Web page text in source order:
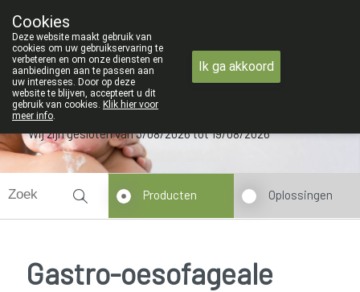
09 228 32 36
Wij zijn gesloten van 3/08/2026 tot 19/08/2026
Producten Oplossingen
Gastro-oesofageale
Cookies
Deze website maakt gebruik van
cookies om uw gebruikservaring te
verbeteren en om onze diensten en
aanbiedingen aan te passen aan
uw interesses. Door op deze
website te blijven, accepteert u dit
gebruik van cookies. Klik hier voor
meer info.
Ik ga akkoord